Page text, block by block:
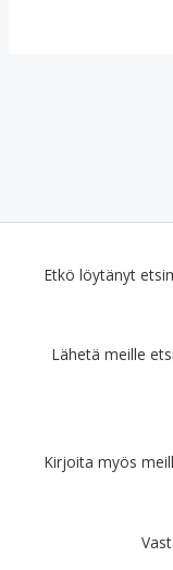
Etkö löytänyt
Lähetä meille
Kirjoita myös